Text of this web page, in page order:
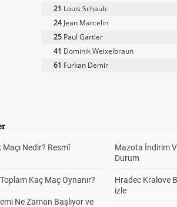
21 Louis Schaub
24 Jean Marcelin
25 Paul Gartler
41 Dominik Weixelbraun
61 Furkan Demir
Maçı Nedir? Resmî
Kaç Maç Oynanır?
Ne Zaman Başlıyor ve
Mazota İndirim
Durum
Hradec Kralove
izle